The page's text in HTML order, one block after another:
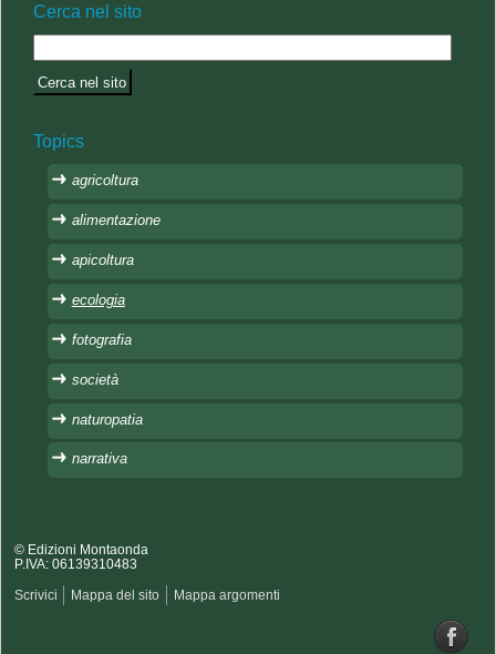
Cerca nel sito
Topics
agricoltura
alimentazione
apicoltura
ecologia
fotografia
società
naturopatia
narrativa
© Edizioni Montaonda
P.IVA: 06139310483
Scrivici Mappa del sito Mappa argomenti